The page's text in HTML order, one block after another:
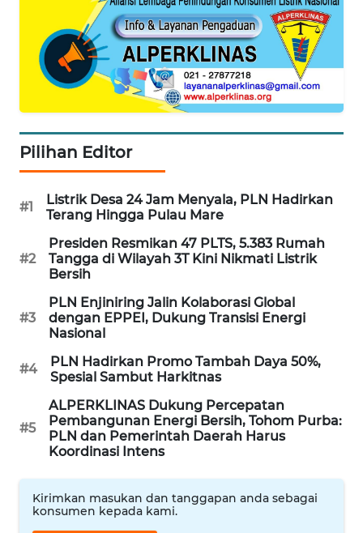
Pilihan Editor
#1
Listrik Desa 24 Jam Menyala, PLN Hadirkan
Terang Hingga Pulau Mare
#2
Presiden Resmikan 47 PLTS, 5.383 Rumah
Tangga di Wilayah 3T Kini Nikmati Listrik
Bersih
#3
PLN Enjiniring Jalin Kolaborasi Global
dengan EPPEI, Dukung Transisi Energi
Nasional
#4
PLN Hadirkan Promo Tambah Daya 50%,
Spesial Sambut Harkitnas
#5
ALPERKLINAS Dukung Percepatan
Pembangunan Energi Bersih, Tohom Purba:
PLN dan Pemerintah Daerah Harus
Koordinasi Intens
Kirimkan masukan dan tanggapan anda sebagai
konsumen kepada kami.
WAHANANEWS
ID
WAHANANEWS
WAHANANEWS
WAHANA
SPORT
WAHANA
WAHANA
WAHANA
PERSONA
WAHANA
WAHANA